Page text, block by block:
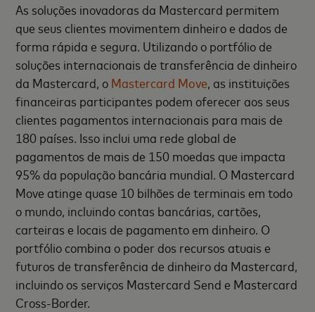
As soluções inovadoras da Mastercard permitem
que seus clientes movimentem dinheiro e dados de
forma rápida e segura. Utilizando o portfólio de
soluções internacionais de transferência de dinheiro
da Mastercard, o Mastercard Move, as instituições
financeiras participantes podem oferecer aos seus
clientes pagamentos internacionais para mais de
180 países. Isso inclui uma rede global de
pagamentos de mais de 150 moedas que impacta
95% da população bancária mundial. O Mastercard
Move atinge quase 10 bilhões de terminais em todo
o mundo, incluindo contas bancárias, cartões,
carteiras e locais de pagamento em dinheiro. O
portfólio combina o poder dos recursos atuais e
futuros de transferência de dinheiro da Mastercard,
incluindo os serviços Mastercard Send e Mastercard
Cross-Border.